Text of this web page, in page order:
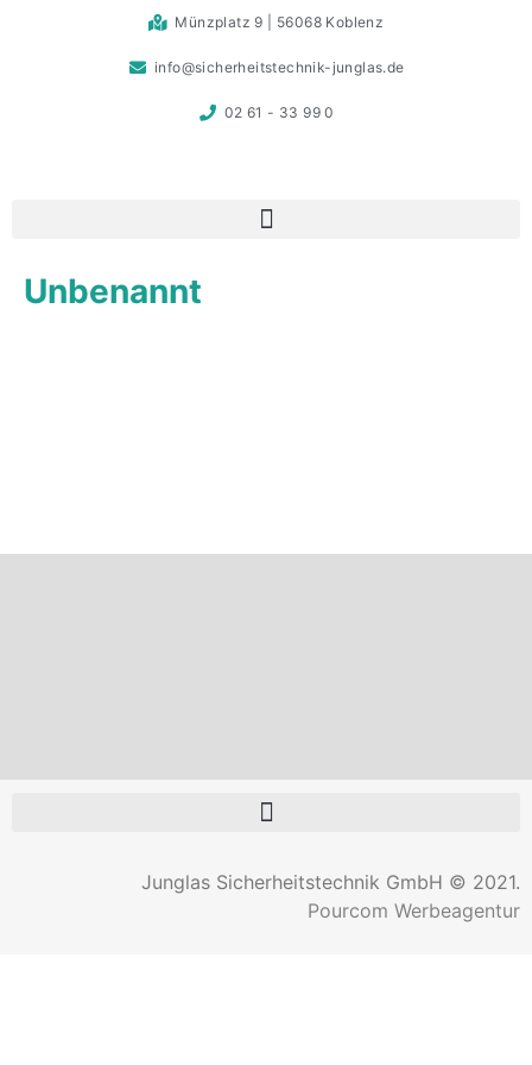
Münzplatz 9 | 56068 Koblenz
info@sicherheitstechnik-junglas.de
02 61 - 33 99 0
Unbenannt
Junglas Sicherheitstechnik GmbH © 2021.
Pourcom Werbeagentur